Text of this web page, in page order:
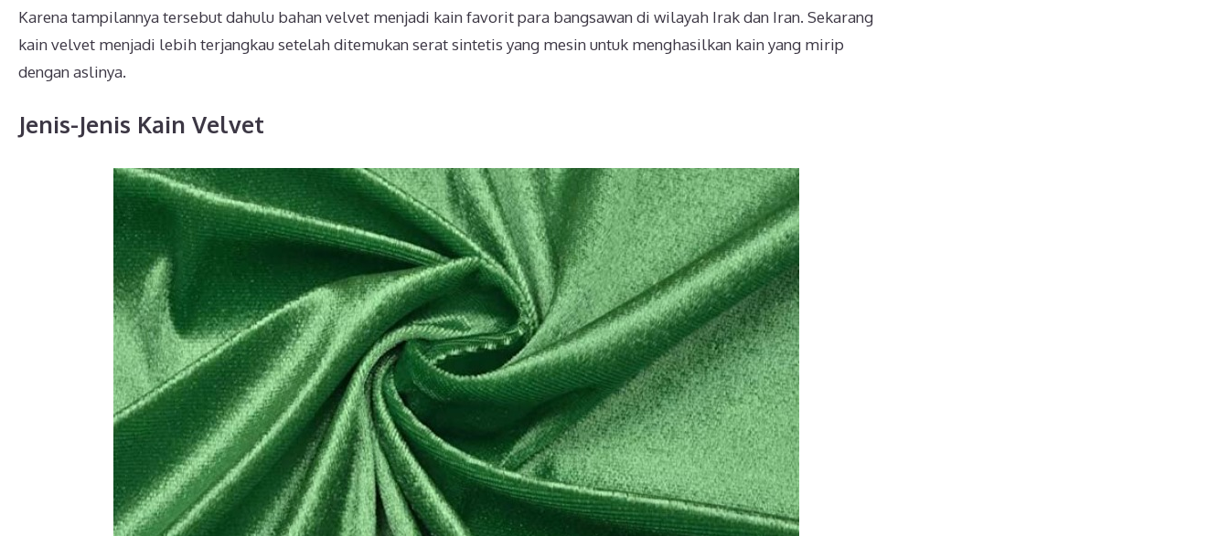
Karena tampilannya tersebut dahulu bahan velvet menjadi kain favorit para bangsawan di wilayah Irak dan Iran. Sekarang
kain velvet menjadi lebih terjangkau setelah ditemukan serat sintetis yang mesin untuk menghasilkan kain yang mirip
dengan aslinya.
Jenis-Jenis Kain Velvet